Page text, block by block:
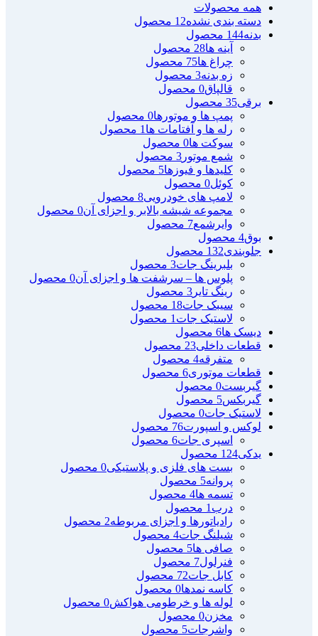
همه محصولات
دسته بندی نشده12 محصول
بدنه144 محصول
آینه ها28 محصول
چراغ ها75 محصول
زه بدنه3 محصول
قالپاق0 محصول
برقی35 محصول
پمپ ها و موتورها0 محصول
رله ها و آفتامات ها 1 محصول
سوکت ها0 محصول
شمع موتور 3 محصول
کلیدها و فیوزها5 محصول
کوئل0 محصول
لامپ های خودرویی8 محصول
مجموعه شیشه بالابر و اجزای آن0 محصول
وایرشمع7 محصول
بوق4 محصول
جلوبندی132 محصول
بلبرینگ جات3 محصول
پلوس ها – سرشفت ها و اجزای آن0 محصول
رینگ تایر 3 محصول
سیبک جات18 محصول
لاستیک جات 1 محصول
دیسک ها6 محصول
قطعات داخلی23 محصول
متفرقه4 محصول
قطعات موتوری6 محصول
گیربست0 محصول
گیربکس5 محصول
لاستیک جات0 محصول
لوکس و اسپورت76 محصول
اسپری جات6 محصول
یدکی124 محصول
بست های فلزی و پلاستیکی0 محصول
پروانه5 محصول
تسمه ها4 محصول
درب 1 محصول
رادیاتورها و اجزای مربوطه2 محصول
شیلنگ جات4 محصول
صافی ها5 محصول
فنرلول7 محصول
کابل جات72 محصول
کاسه نمدها0 محصول
لوله ها و خرطومی هواکش0 محصول
مخزن0 محصول
واشرجات5 محصول